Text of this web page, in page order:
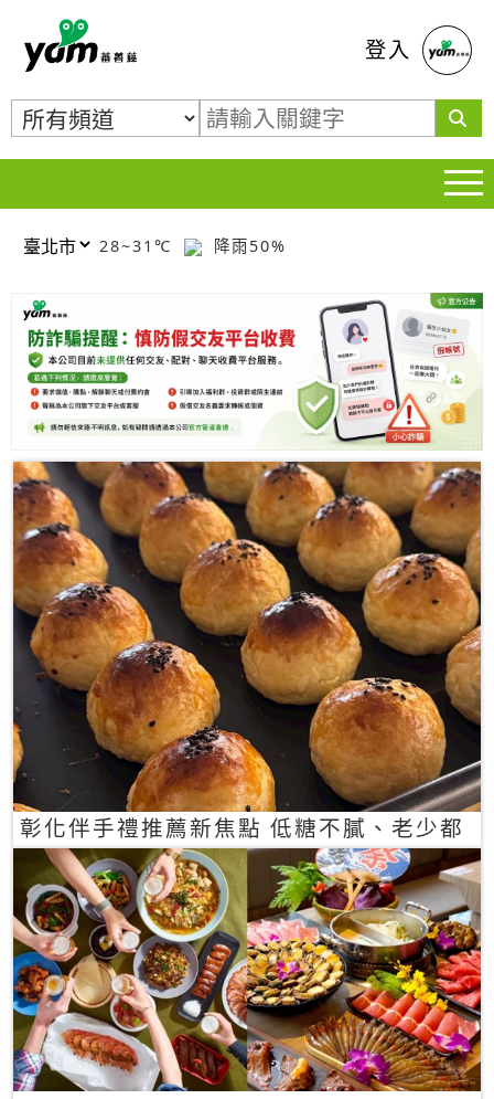
登入
28~31℃ 降雨50%
彰化伴手禮推薦新焦點 低糖不膩、老少都
愛的一口蛋黃酥禮盒